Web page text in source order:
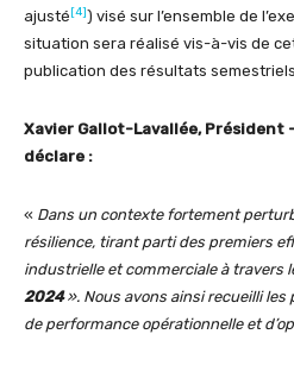
ajusté[4]) visé sur l’ensemble de
situation sera réalisé vis-à-vis de
publication des résultats
Xavier Gallot-Lavallée, Président
déclare :
« Dans un contexte fortement
résilience, tirant parti des premiers
industrielle et commerciale à travers
2024». Nous avons ainsi recueilli
de performance opérationnelle et